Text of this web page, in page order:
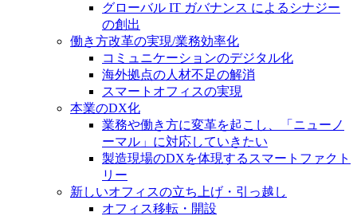
グローバル IT ガバナンス によるシナジー
の創出
働き方改革の実現/業務効率化
コミュニケーションのデジタル化
海外拠点の人材不足の解消
スマートオフィスの実現
本業のDX化
業務や働き方に変革を起こし、「ニューノ
ーマル」に対応していきたい
製造現場のDXを体現するスマートファクト
リー
新しいオフィスの立ち上げ・引っ越し
オフィス移転・開設